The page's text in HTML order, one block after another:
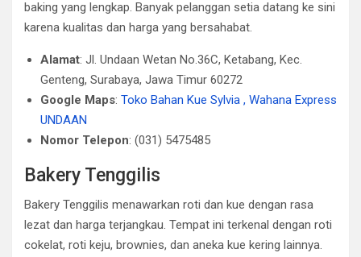
baking yang lengkap. Banyak pelanggan setia datang ke sini
karena kualitas dan harga yang bersahabat.
Alamat: Jl. Undaan Wetan No.36C, Ketabang, Kec.
Genteng, Surabaya, Jawa Timur 60272
Google Maps: Toko Bahan Kue Sylvia , Wahana Express
UNDAAN
Nomor Telepon: (031) 5475485
Bakery Tenggilis
Bakery Tenggilis menawarkan roti dan kue dengan rasa
lezat dan harga terjangkau. Tempat ini terkenal dengan roti
cokelat, roti keju, brownies, dan aneka kue kering lainnya.